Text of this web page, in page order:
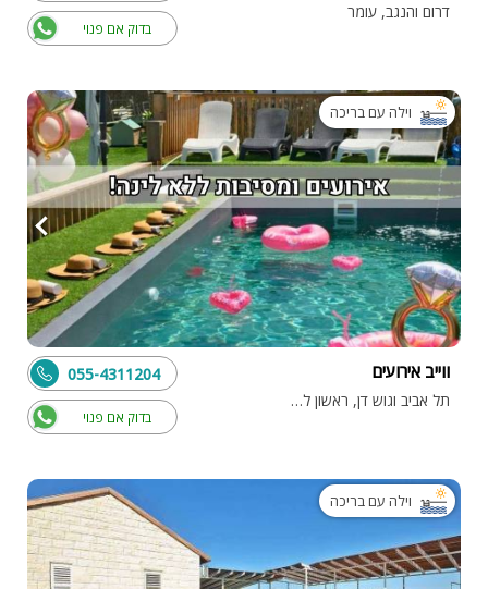
דרום והנגב, עומר
בדוק אם פנוי
וילה עם בריכה
ווייב אירועים
תל אביב וגוש דן, ראשון לציון
בדוק אם פנוי
055-4311204
וילה עם בריכה